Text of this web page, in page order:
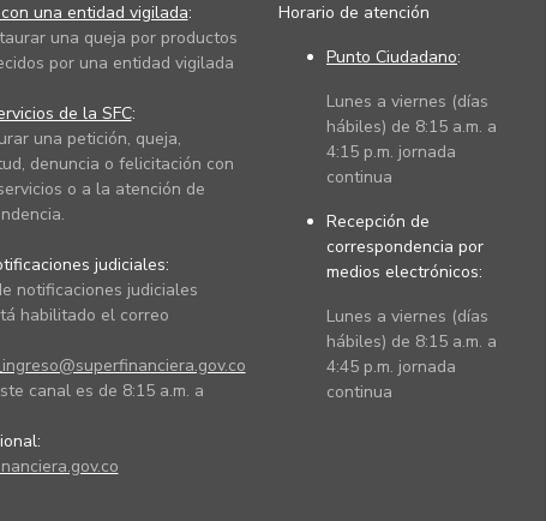
una entidad vigilada:
una queja por productos
por una entidad vigilada
de la SFC:
una petición, queja,
denuncia o felicitación con
o a la atención de
judiciales:
notificaciones judiciales
habilitado el correo
canal es de 8:15 a.m. a
Horario de atención
Punto Ciudadano:
Lunes a viernes (días
hábiles) de 8:15 a.m. a
4:15 p.m. jornada
continua
Recepción de
correspondencia por
medios electrónicos:
Lunes a viernes (días
hábiles) de 8:15 a.m. a
4:45 p.m. jornada
continua